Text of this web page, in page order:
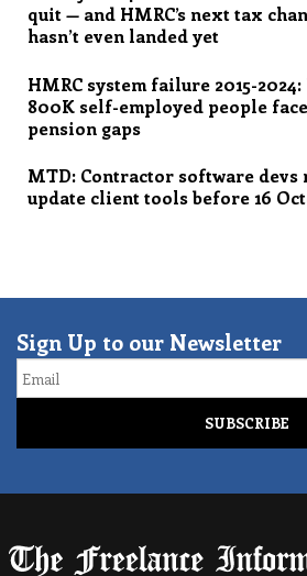
quit — and HMRC’s next tax
hasn’t even landed yet
HMRC system failure 2015-
800K self-employed people
pension gaps
MTD: Contractor software devs
update client tools before 16
Sign Up to our Newsletter
Email